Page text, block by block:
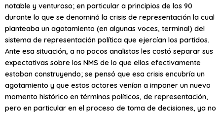
notable y venturoso; en particular a principios de los 90
durante lo que se denominó la crisis de representación la cual
planteaba un agotamiento (en algunas voces, terminal) del
sistema de representación política que ejercían los partidos.
Ante esa situación, a no pocos analistas les costó separar sus
expectativas sobre los NMS de lo que ellos efectivamente
estaban construyendo; se pensó que esa crisis encubría un
agotamiento y que estos actores venían a imponer un nuevo
momento histórico en términos políticos, de representación,
pero en particular en el proceso de toma de decisiones, ya no